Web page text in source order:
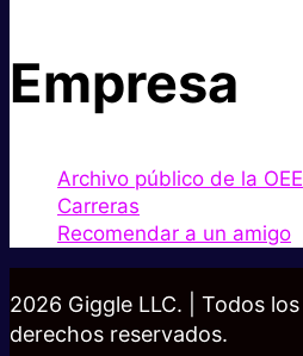
Empresa
Archivo público de la OEE
Carreras
Recomendar a un amigo
2026 Giggle LLC. | Todos los
derechos reservados.